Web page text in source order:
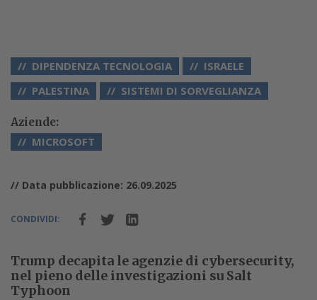
DIPENDENZA TECNOLOGIA
ISRAELE
PALESTINA
SISTEMI DI SORVEGLIANZA
Aziende:
MICROSOFT
// Data pubblicazione: 26.09.2025
CONDIVIDI:
Trump decapita le agenzie di cybersecurity,
nel pieno delle investigazioni su Salt
Typhoon